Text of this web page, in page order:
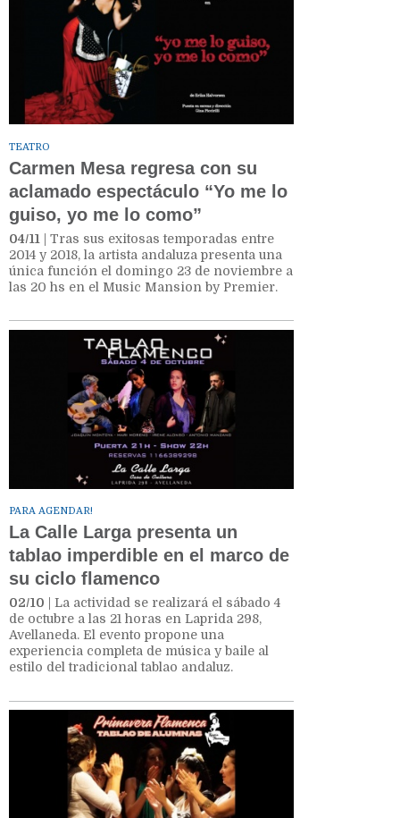
TEATRO
Carmen Mesa regresa con su
aclamado espectáculo “Yo me lo
guiso, yo me lo como”
04/11 | Tras sus exitosas temporadas entre
2014 y 2018, la artista andaluza presenta una
única función el domingo 23 de noviembre a
las 20 hs en el Music Mansion by Premier.
PARA AGENDAR!
La Calle Larga presenta un
tablao imperdible en el marco de
su ciclo flamenco
02/10 | La actividad se realizará el sábado 4
de octubre a las 21 horas en Laprida 298,
Avellaneda. El evento propone una
experiencia completa de música y baile al
estilo del tradicional tablao andaluz.